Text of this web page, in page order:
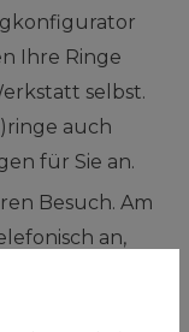
Ihre Ringe
selbst.
auch
für Sie an.
Besuch. Am
an,
Sie nehmen